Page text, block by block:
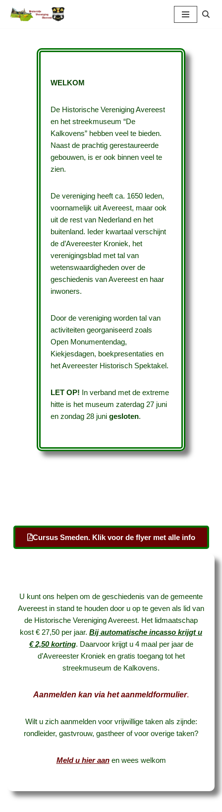
WELKOM
De Historische Vereniging Avereest
en het streekmuseum “De
Kalkovens” hebben veel te bieden.
Naast de prachtig gerestaureerde
gebouwen, is er ook binnen veel te
zien.
De vereniging heeft ca. 1650 leden,
voornamelijk uit Avereest, maar ook
uit de rest van Nederland en het
buitenland. Ieder kwartaal verschijnt
de d’Avereester Kroniek, het
verenigingsblad met tal van
wetenswaardigheden over de
geschiedenis van Avereest en haar
inwoners.
Door de vereniging worden tal van
activiteiten georganiseerd zoals
Open Monumentendag,
Kiekjesdagen, boekpresentaties en
het Avereester Historisch Spektakel.
LET OP! In verband met de extreme
hitte is het museum zaterdag 27 juni
en zondag 28 juni gesloten.
Cursus Smeden. Klik voor de flyer met alle info
U kunt ons helpen om de geschiedenis van de gemeente
Avereest in stand te houden door u op te geven als lid van
de Historische Vereniging Avereest. Het lidmaatschap
kost € 27,50 per jaar. Bij automatische incasso krijgt u
€ 2,50 korting. Daarvoor krijgt u 4 maal per jaar de
d’Avereester Kroniek en gratis toegang tot het
streekmuseum de Kalkovens.
Aanmelden kan via het aanmeldformulier.
Wilt u zich aanmelden voor vrijwillige taken als zijnde:
rondleider, gastvrouw, gastheer of voor overige taken?
Meld u hier aanen wees welkom